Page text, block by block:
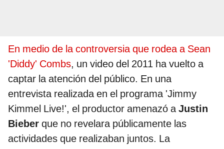
En medio de la controversia que rodea a Sean
'Diddy' Combs, un video del 2011 ha vuelto a
captar la atención del público. En una
entrevista realizada en el programa 'Jimmy
Kimmel Live!', el productor amenazó aJustin
Bieber que no revelara públicamente las
actividades que realizaban juntos. La